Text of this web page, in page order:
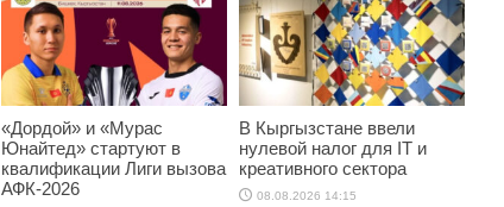
«Дордой» и «Мурас
Юнайтед» стартуют в
квалификации Лиги вызова
АФК-2026
В Кыргызстане ввели
нулевой налог для IT и
креативного сектора
08.08.2026 14:15